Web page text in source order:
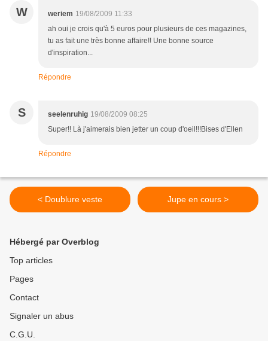
W weriem 19/08/2009 11:33
ah oui je crois qu'à 5 euros pour plusieurs de ces magazines,
tu as fait une très bonne affaire!! Une bonne source
d'inspiration...
Répondre
S seelenruhig 19/08/2009 08:25
Super!! Là j'aimerais bien jetter un coup d'oeil!!!Bises d'Ellen
Répondre
< Doublure veste Jupe en cours >
Hébergé par Overblog
Top articles
Pages
Contact
Signaler un abus
C.G.U.